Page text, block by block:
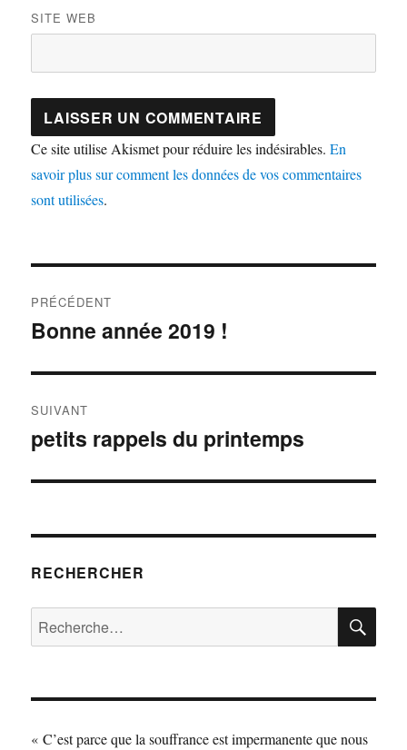
SITE WEB
Ce site utilise Akismet pour réduire les indésirables.En
savoir plus sur comment les données de vos commentaires
sont utilisées.
de
PRÉCÉDENT
Article
Bonne année 2019 !
SUIVANT
Article
petits rappels du printemps
RECHERCHER
Recherche
pour
« C’est parce que la souffrance est impermanente que nous